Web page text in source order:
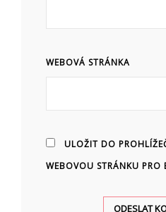
WEBOVÁ STRÁNKA
ULOŽIT DO
WEBOVOU STRÁNKU